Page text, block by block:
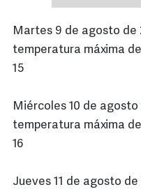
Martes 9 de agosto de
temperatura máxima
15
Miércoles 10 de
temperatura máxima
16
Jueves 11 de agosto